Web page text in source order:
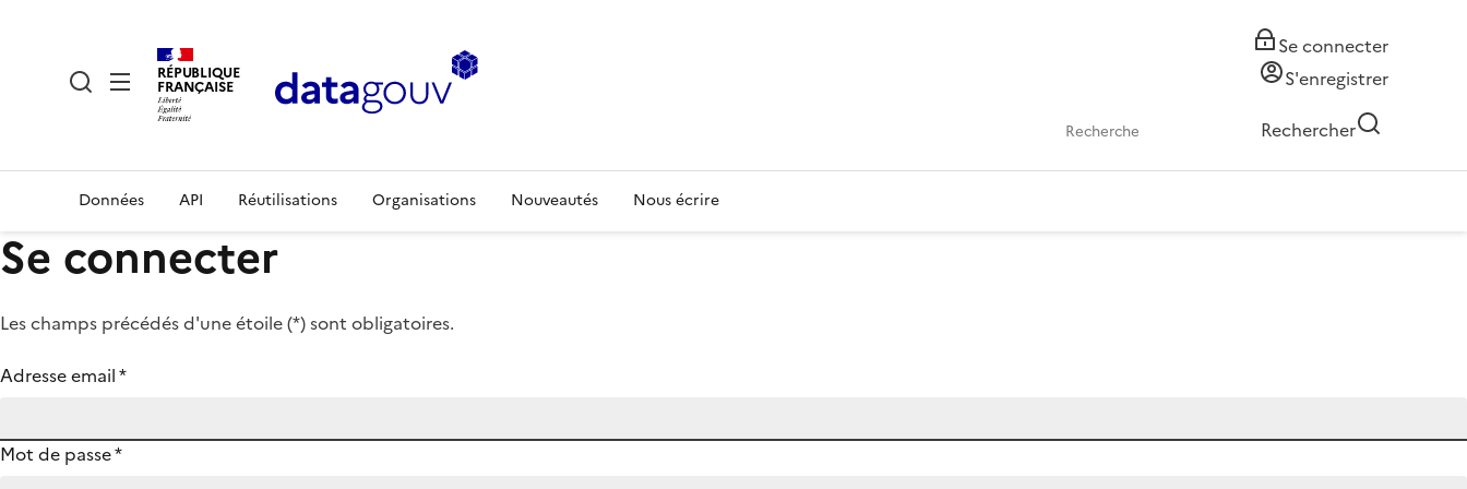
RÉPUBLIQUE
FRANÇAISE
Se connecter
S'enregistrer
Rechercher
Données API Réutilisations Organisations Nouveautés Nous écrire
Se connecter
Les champs précédés d'une étoile (*) sont obligatoires.
Adresse email*
Mot de passe*